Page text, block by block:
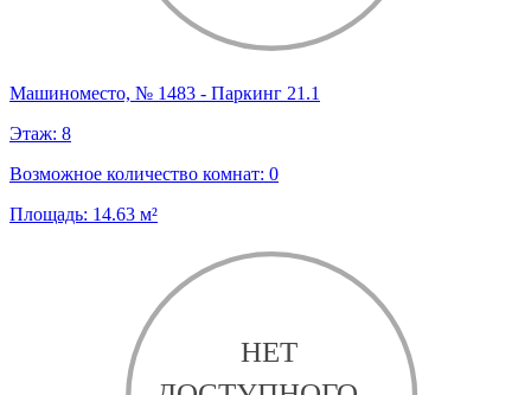
Машиноместо, № 1483 - Паркинг 21.1
Этаж: 8
Возможное количество комнат: 0
Площадь: 14.63 м²